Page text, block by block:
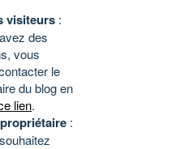
visiteurs :
des
vous
le
du blog en
lien.
: